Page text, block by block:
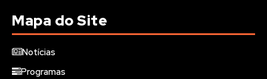
Mapa do Site
Notícias
Programas